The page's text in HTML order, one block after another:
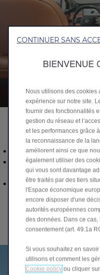
AVANTAGES
Tous les services
Loyer mensuel fixe
Support constant pour
flotte
Kilométrage et durée
professionnels
DÉCOUVREZ NOS
CONTINUER SANS
BIENVENUE
Nous utilisons des cookies
expérience sur notre site.
fournir des fonctionnalités
gestion du réseau et
et les performances grâce
la reconnaissance de la
améliorent ainsi ce que
également utiliser des
qui vous sont davantage
être traités par des tiers
l'Espace économique
encore disposer d'une
autorités européennes
des données. Dans ce cas,
consentement (art. 49.1a
Si vous souhaitez en
utilisons et comment les
Cookie policy ou cliquer